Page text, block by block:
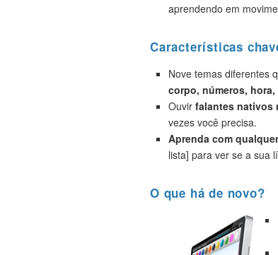
aprendendo em
Características
Nove temas diferentes
corpo, números,
Ouvir falantes nativos
vezes você precisa.
Aprenda com
lista] para ver se a sua
O que há de novo?